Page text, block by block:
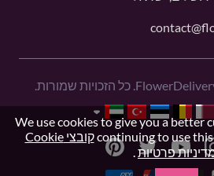
We use cookies to give you a better
continuing to use
קובצי Cookie
פרטיות.